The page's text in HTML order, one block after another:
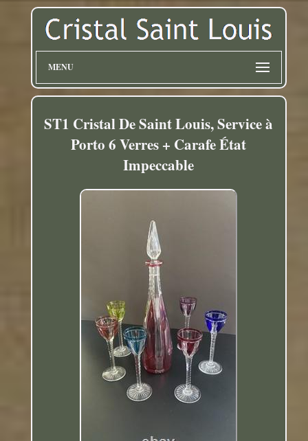
MENU
ST1 Cristal De Saint Louis, Service à
Porto 6 Verres + Carafe État
Impeccable